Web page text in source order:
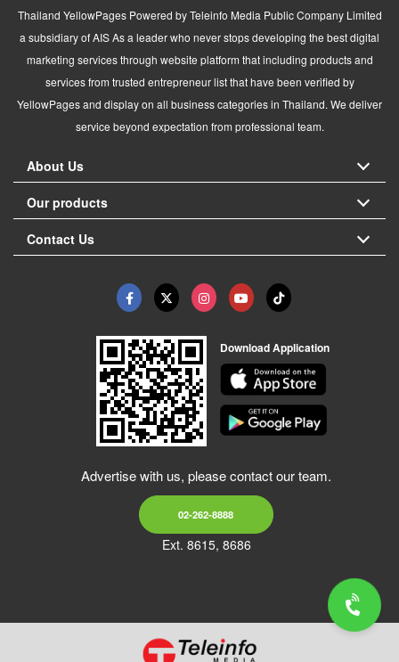
Thailand YellowPages Powered by Teleinfo Media Public Company Limited
a subsidiary of AIS As a leader who never stops developing the best digital
marketing services through website platform that including products and
services from trusted entrepreneur list that have been verified by
YellowPages and display on all business categories in Thailand. We deliver
service beyond expectation from professional team.
About Us
Our products
Contact Us
Download Application
Advertise with us, please contact our team.
02-262-8888
Ext. 8615, 8686